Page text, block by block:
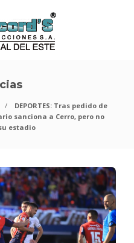
DEPORTES: Tras pedido de
sanciona a Cerro, pero no
estadio